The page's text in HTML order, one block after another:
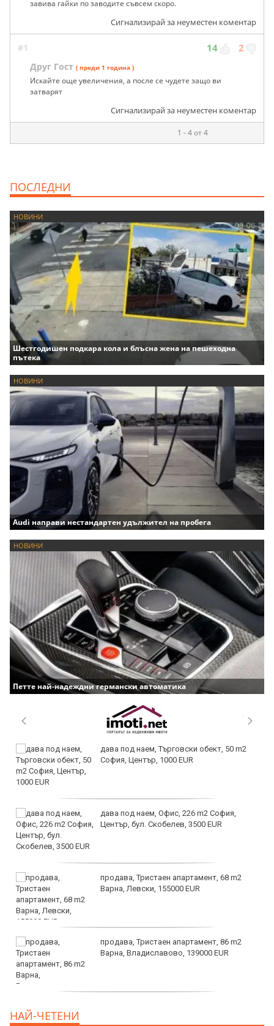
завива гайки по заводите съвсем скоро.
Сигнализирай за неуместен коментар
#1 14 2
Друг Гост ( преди 1 година )
Искайте още увеличения, а после се чудете защо ви
затварят
Сигнализирай за неуместен коментар
1 - 4 от 4
ПОСЛЕДНИ
НОВИНИ
Шестгодишен подкара кола и блъсна жена на пешеходна
пътека
НОВИНИ
Audi направи нестандартен удължител на пробега
НОВИНИ
Петте най-надеждни германски автоматика
дава под наем, Търговски обект, 50 m2
София, Център, 1000 EUR
дава под наем, Офис, 226 m2 София,
Център, бул. Скобелев, 3500 EUR
продава, Тристаен апартамент, 68 m2
Варна, Левски, 155000 EUR
продава, Тристаен апартамент, 86 m2
Варна, Владиславово, 139000 EUR
НАЙ-ЧЕТЕНИ